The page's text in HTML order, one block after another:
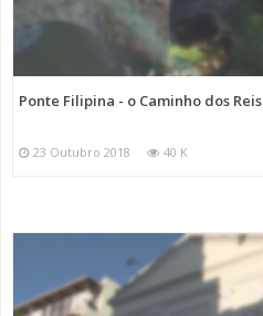
Ponte Filipina - o Caminho dos Reis
23 Outubro 2018 40 K